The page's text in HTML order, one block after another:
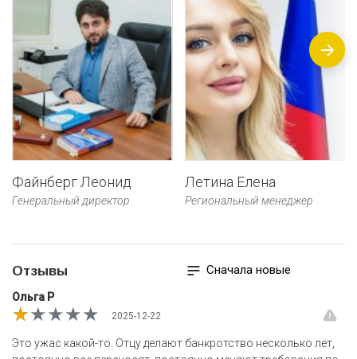
Файнберг Леонид
Генеральный директор
Летина Елена
Региональный менеджер
Сначала новые
Отзывы
Ольга Р
2025-12-22
★★★★★
★★★★★
★★★★★
Это ужас какой-то. Отцу делают банкротство несколько лет,